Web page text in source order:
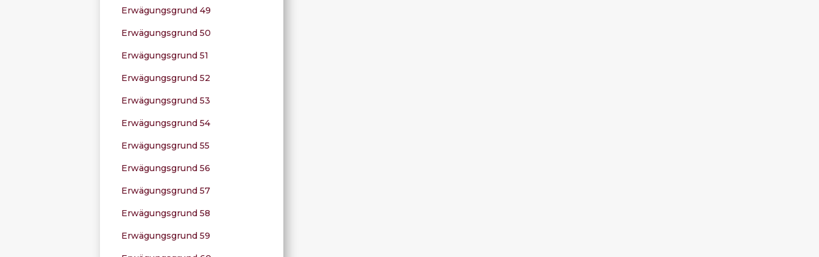
Erwägungsgrund 49
Erwägungsgrund 50
Erwägungsgrund 51
Erwägungsgrund 52
Erwägungsgrund 53
Erwägungsgrund 54
Erwägungsgrund 55
Erwägungsgrund 56
Erwägungsgrund 57
Erwägungsgrund 58
Erwägungsgrund 59